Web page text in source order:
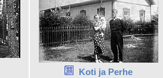
Koti ja Perhe